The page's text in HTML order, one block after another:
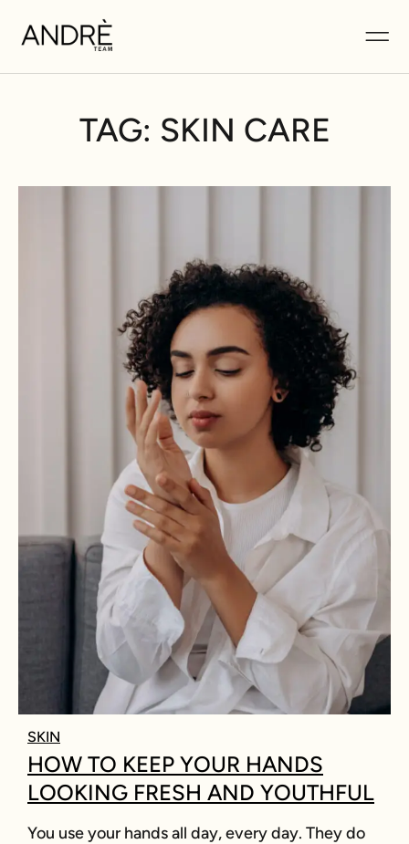
TAG: SKIN CARE
SKIN
HOW TO KEEP YOUR HANDS
LOOKING FRESH AND YOUTHFUL
You use your hands all day, every day. They do